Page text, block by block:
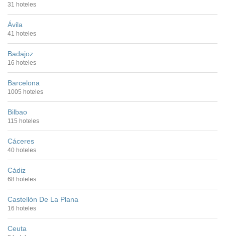
31 hoteles
Ávila
41 hoteles
Badajoz
16 hoteles
Barcelona
1005 hoteles
Bilbao
115 hoteles
Cáceres
40 hoteles
Cádiz
68 hoteles
Castellón De La Plana
16 hoteles
Ceuta